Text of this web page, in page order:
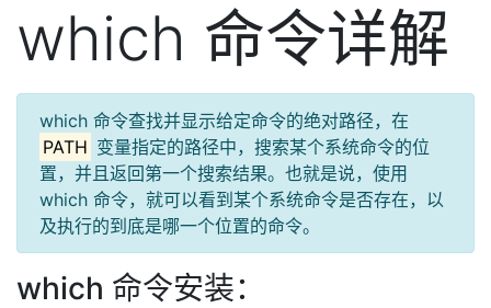
which 命令详解
which 命令查找并显示给定命令的绝对路径，在
PATH 变量指定的路径中，搜索某个系统命令的位
置，并且返回第一个搜索结果。也就是说，使用
which 命令，就可以看到某个系统命令是否存在，以
及执行的到底是哪一个位置的命令。
which 命令安装：